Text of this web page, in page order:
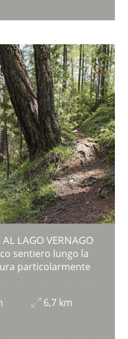
AL LAGO VERNAGO
sentiero lungo la
particolarmente
6,7 km